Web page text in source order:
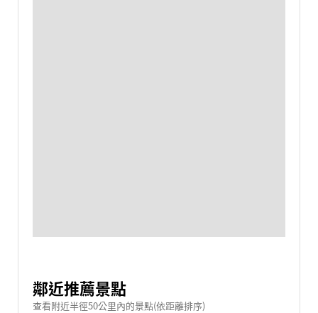
鄰近推薦景點
查看附近半徑50公里內的景點(依距離排序)